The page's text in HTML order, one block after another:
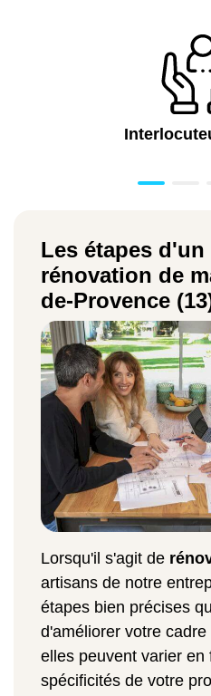
Les étapes
rénovation de
de-Provence
Lorsqu'il s'agit de
artisans de notre
étapes bien précises
d'améliorer votre cadre
elles peuvent varier en
spécificités de votre